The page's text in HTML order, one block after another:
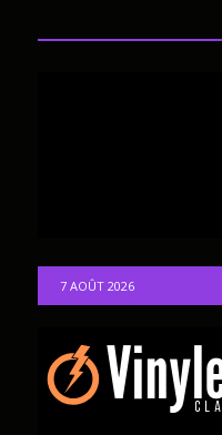
7 AOÛT 2026